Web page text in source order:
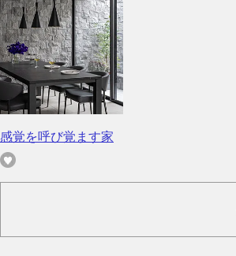
感覚を呼び覚ます家